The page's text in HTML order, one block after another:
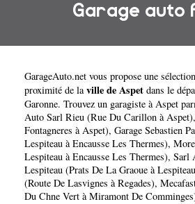
Garage auto
GarageAuto.net vous propose une
proximité de laville de Aspet dans le
Garonne. Trouvez un garagiste à Aspet
Auto Sarl Rieu (Rue Du Carillon à Aspet),
Fontagneres à Aspet), Garage Sebastien
Lespiteau à Encausse Les Thermes),
Lespiteau à Encausse Les Thermes), Sarl
Lespiteau (Prats De La Graoue à
(Route De Lasvignes à Regades),
Du Chne Vert à Miramont De